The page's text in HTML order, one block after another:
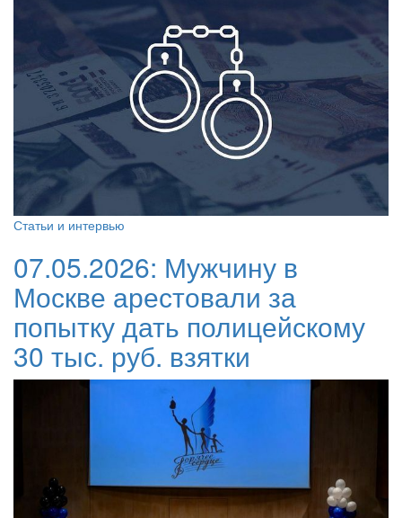
Статьи и интервью
07.05.2026: Мужчину в
Москве арестовали за
попытку дать полицейскому
30 тыс. руб. взятки